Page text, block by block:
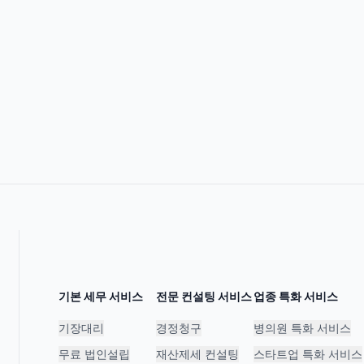
기본 세무 서비스
기장대리
무료 법인설립
전문 컨설팅 서비스
경정청구
재산제세 컨설팅
업종 특화 서비스
병의원 특화 서비스
스타트업 특화 서비스